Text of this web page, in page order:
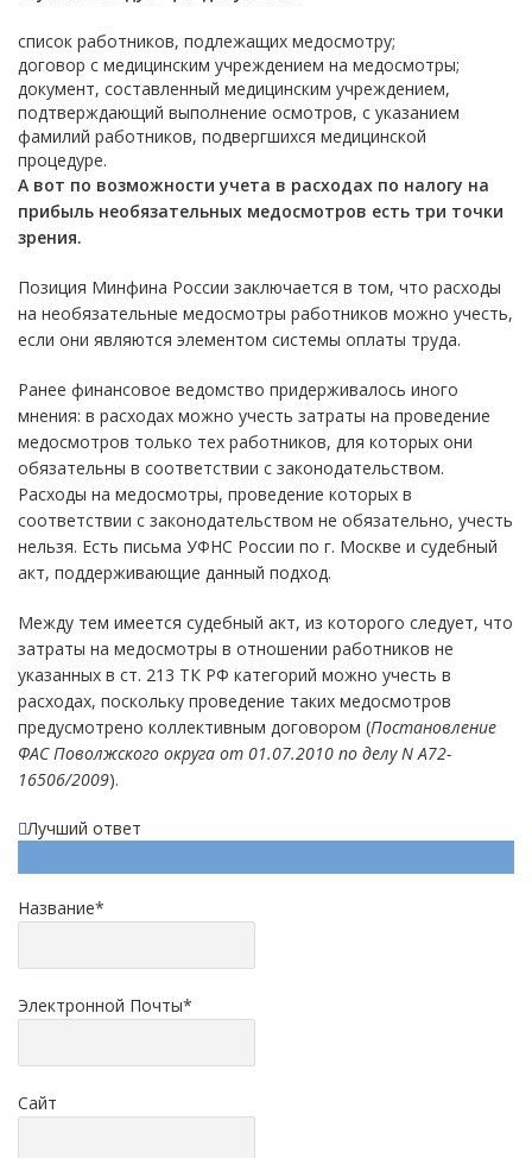
список работников, подлежащих медосмотру;
договор с медицинским учреждением на медосмотры;
документ, составленный медицинским учреждением,
подтверждающий выполнение осмотров, с указанием
фамилий работников, подвергшихся медицинской
процедуре.
А вот по возможности учета в расходах по налогу на
прибыль необязательных медосмотров есть три точки
зрения.
Позиция Минфина России заключается в том, что расходы
на необязательные медосмотры работников можно учесть,
если они являются элементом системы оплаты труда.
Ранее финансовое ведомство придерживалось иного
мнения: в расходах можно учесть затраты на проведение
медосмотров только тех работников, для которых они
обязательны в соответствии с законодательством.
Расходы на медосмотры, проведение которых в
соответствии с законодательством не обязательно, учесть
нельзя. Есть письма УФНС России по г. Москве и судебный
акт, поддерживающие данный подход.
Между тем имеется судебный акт, из которого следует, что
затраты на медосмотры в отношении работников не
указанных в ст. 213 ТК РФ категорий можно учесть в
расходах, поскольку проведение таких медосмотров
предусмотрено коллективным договором (Постановление
ФАС Поволжского округа от 01.07.2010 по делу N А72-
16506/2009).
Лучший ответ
Название*
Электронной Почты*
Сайт